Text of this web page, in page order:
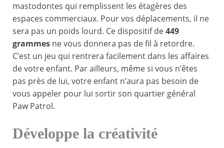
mastodontes qui remplissent les étagères des
espaces commerciaux. Pour vos déplacements, il ne
sera pas un poids lourd. Ce dispositif de449
grammes ne vous donnera pas de fil à retordre.
C’est un jeu qui rentrera facilement dans les affaires
de votre enfant. Par ailleurs, même si vous n’êtes
pas près de lui, votre enfant n’aura pas besoin de
vous appeler pour lui sortir son quartier général
Paw Patrol.
Développe la créativité